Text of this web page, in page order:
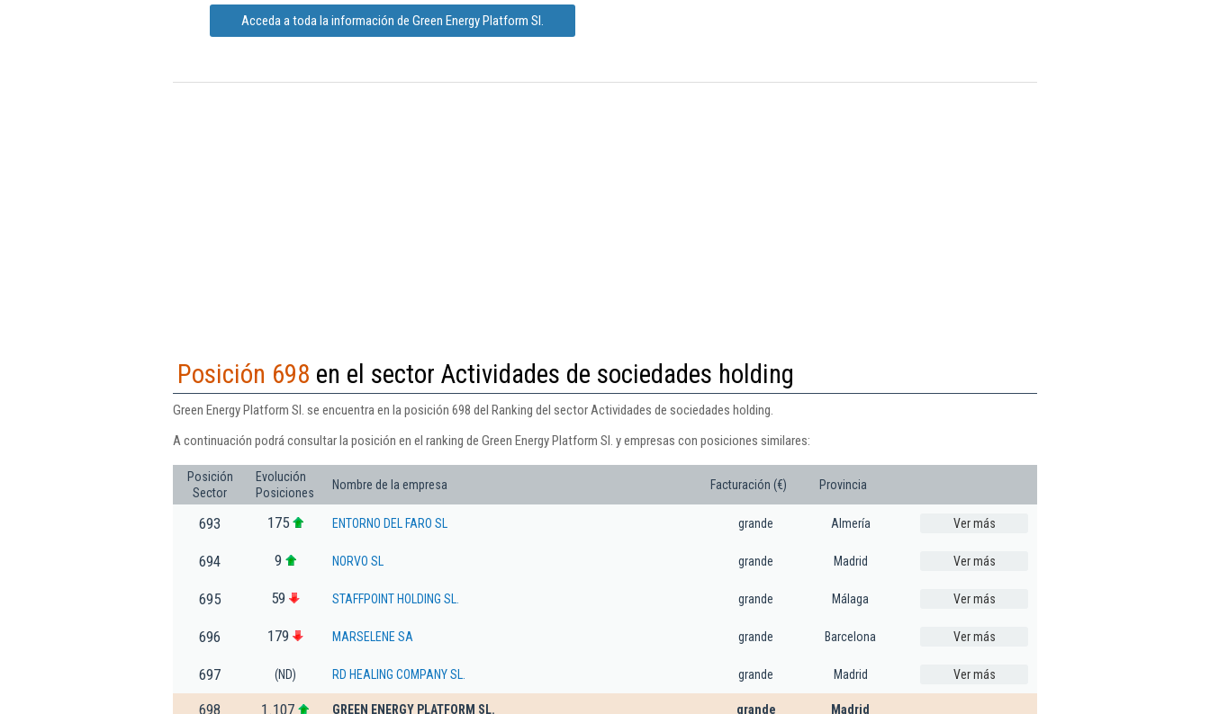
Acceda a toda la información de Green Energy Platform Sl.
Posición 698 en el sector Actividades de sociedades holding
Green Energy Platform Sl. se encuentra en la posición 698 del Ranking del sector Actividades de sociedades holding.
A continuación podrá consultar la posición en el ranking de Green Energy Platform Sl. y empresas con posiciones similares:
Posición
Sector
Evolución
Posiciones
Nombre de la empresa Facturación (€) Provincia
693 175 ENTORNO DEL FARO SL grande Almería Ver más
694 9 NORVO SL grande Madrid Ver más
695 59 STAFFPOINT HOLDING SL. grande Málaga Ver más
696 179 MARSELENE SA grande Barcelona Ver más
697 (ND) RD HEALING COMPANY SL. grande Madrid Ver más
698 1.107 GREEN ENERGY PLATFORM SL. grande Madrid